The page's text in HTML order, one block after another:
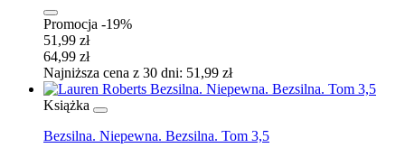
Promocja -19%
51,99 zł
64,99 zł
Najniższa cena z 30 dni: 51,99 zł
Książka
Bezsilna. Niepewna. Bezsilna. Tom 3,5